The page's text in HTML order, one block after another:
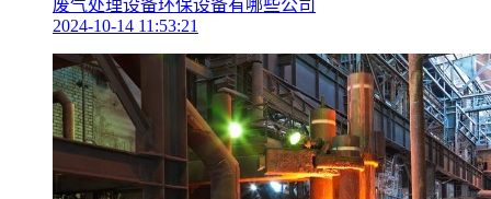
废气处理设备环保设备有哪些公司
2024-10-14 11:53:21